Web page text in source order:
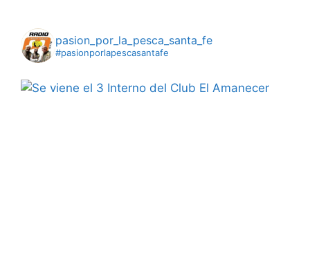
pasion_por_la_pesca_santa_fe
#pasionporlapescasantafe